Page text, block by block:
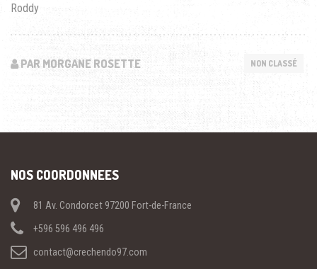
Roddy
PAR MORGANE ROSETTE NON CLASSÉ
NOS COORDONNEES
81 Av. Condorcet 97200 Fort-de-France
+596 596 496 496
contact@crechendo97.com